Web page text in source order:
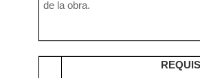
de la obra.